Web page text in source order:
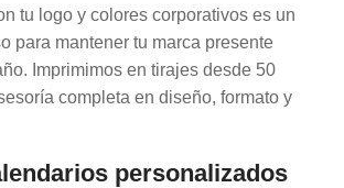
tu logo y colores corporativos es un
para mantener tu marca presente
Imprimimos en tirajes desde 50
completa en diseño, formato y
personalizados